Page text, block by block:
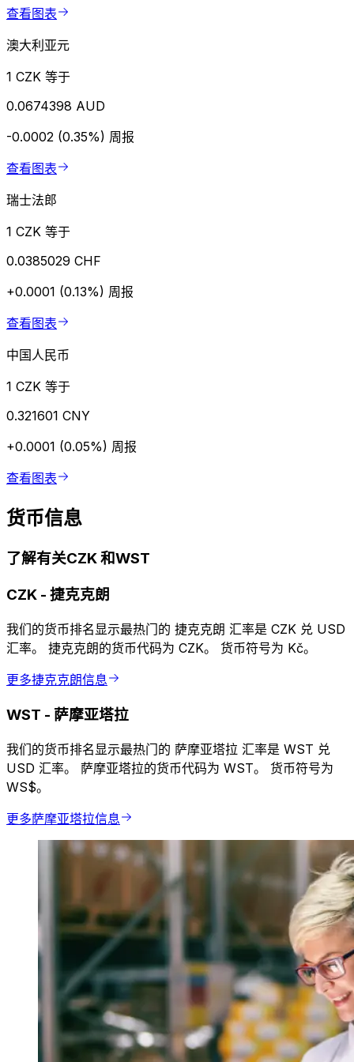
查看图表
澳大利亚元
1 CZK 等于
0.0674398 AUD
-0.0002 (0.35%) 周报
查看图表
瑞士法郎
1 CZK 等于
0.0385029 CHF
+0.0001 (0.13%) 周报
查看图表
中国人民币
1 CZK 等于
0.321601 CNY
+0.0001 (0.05%) 周报
查看图表
货币信息
了解有关CZK 和WST
CZK - 捷克克朗
我们的货币排名显示最热门的 捷克克朗 汇率是 CZK 兑 USD
汇率。 捷克克朗的货币代码为 CZK。 货币符号为 Kč。
更多捷克克朗信息
WST - 萨摩亚塔拉
我们的货币排名显示最热门的 萨摩亚塔拉 汇率是 WST 兑
USD 汇率。 萨摩亚塔拉的货币代码为 WST。 货币符号为
WS$。
更多萨摩亚塔拉信息